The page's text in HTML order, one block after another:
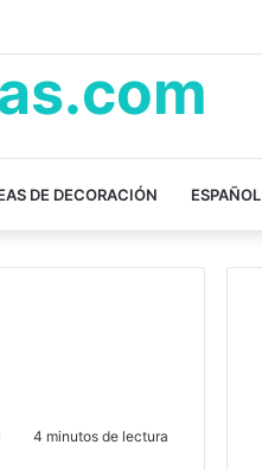
DE DECORACIÓN ESPAÑOL
4 minutos de lectura